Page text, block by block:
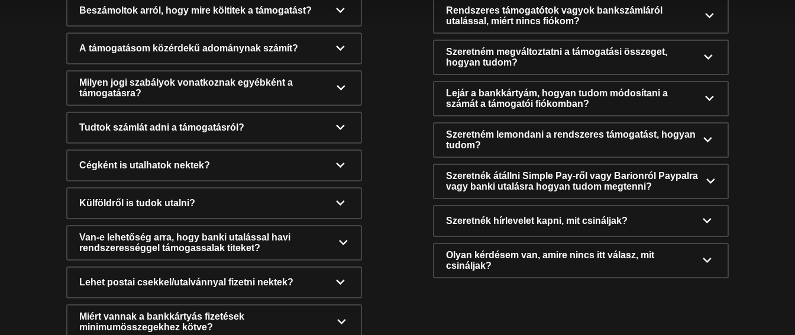
Beszámoltok arról, hogy mire költitek a támogatást?
A támogatásom közérdekű adománynak számít?
Milyen jogi szabályok vonatkoznak egyébként a
támogatásra?
Tudtok számlát adni a támogatásról?
Cégként is utalhatok nektek?
Külföldről is tudok utalni?
Van-e lehetőség arra, hogy banki utalással havi
rendszerességgel támogassalak titeket?
Lehet postai csekkel/utalvánnyal fizetni nektek?
Miért vannak a bankkártyás fizetések
minimumösszegekhez kötve?
Rendszeres támogatótok vagyok bankszámláról
utalással, miért nincs fiókom?
Szeretném megváltoztatni a támogatási összeget,
hogyan tudom?
Lejár a bankkártyám, hogyan tudom módosítani a
számát a támogatói fiókomban?
Szeretném lemondani a rendszeres támogatást, hogyan
tudom?
Szeretnék átállni Simple Pay-ről vagy Barionról Paypalra
vagy banki utalásra hogyan tudom megtenni?
Szeretnék hírlevelet kapni, mit csináljak?
Olyan kérdésem van, amire nincs itt válasz, mit
csináljak?